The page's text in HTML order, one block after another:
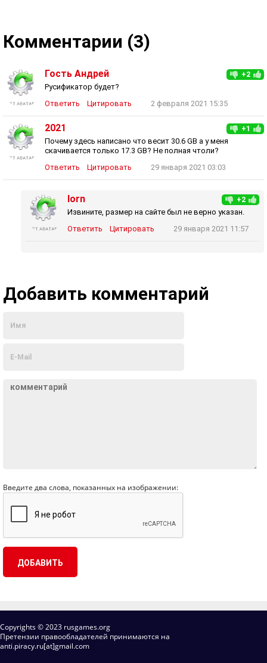
Комментарии (3)
+2
Гость Андрей
Русификатор будет?
Ответить
Цитировать 2 февраля 2021 15:35
+1
2021
Почему здесь написано что весит 30.6 GB а у меня
скачивается только 17.3 GB? Не полная чтоли?
Ответить
Цитировать 29 января 2021 03:03
+2
lorn
Извините, размер на сайте был не верно указан.
Ответить
Цитировать 29 января 2021 11:57
Добавить комментарий
Введите два слова, показанных на изображении:
Copyrights © 2023 rusgames.org
Претензии правообладателей принимаются на
anti.piracy.ru[at]gmail.com